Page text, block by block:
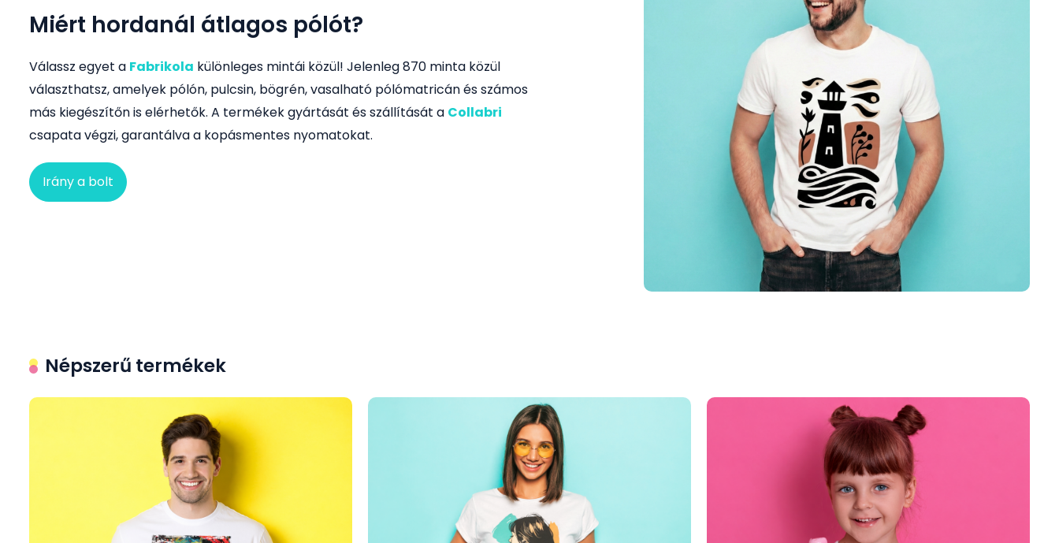
Egyedi
pólók,
bögrék
és
más
Miért hordanál átlagos pólót?
Válassz egyet a Fabrikola különleges mintái közül! Jelenleg 870 minta közül
választhatsz, amelyek pólón, pulcsin, bögrén, vasalható pólómatricán és számos
más kiegészítőn is elérhetők. A termékek gyártását és szállítását a Collabri
csapata végzi, garantálva a kopásmentes nyomatokat.
Irány a bolt
Népszerű termékek